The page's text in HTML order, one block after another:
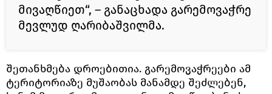
მივაღწიეთ“, – განაცხადა გარემოვაჭრე
მევლუდ ღარიბაშვილმა.
შეთანხმება დროებითია. გარემოვაჭრეები ამ
ტერიტორიაზე მუშაობას მანამდე შეძლებენ,